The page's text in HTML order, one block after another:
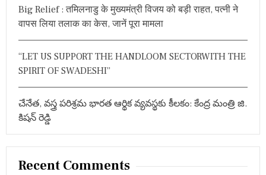
Big Relief : तमिलनाडु के मुख्यमंत्री विजय को बड़ी राहत, पत्नी ने
वापस लिया तलाक का केस, जानें पूरा मामला
“LET US SUPPORT THE HANDLOOM SECTORWITH THE
SPIRIT OF SWADESHI”
చేనేత, వస్త్ర పరిశ్రమ భారత ఆర్థిక వ్యవస్థకు కీలకం: కేంద్ర మంత్రి జి.
కిషన్ రెడ్డి
Recent Comments